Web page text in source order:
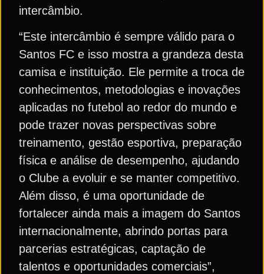
intercâmbio.
“Este intercâmbio é sempre válido para o
Santos FC e isso mostra a grandeza desta
camisa e instituição. Ele permite a troca de
conhecimentos, metodologias e inovações
aplicadas no futebol ao redor do mundo e
pode trazer novas perspectivas sobre
treinamento, gestão esportiva, preparação
física e análise de desempenho, ajudando
o Clube a evoluir e se manter competitivo.
Além disso, é uma oportunidade de
fortalecer ainda mais a imagem do Santos
internacionalmente, abrindo portas para
parcerias estratégicas, captação de
talentos e oportunidades comerciais”,